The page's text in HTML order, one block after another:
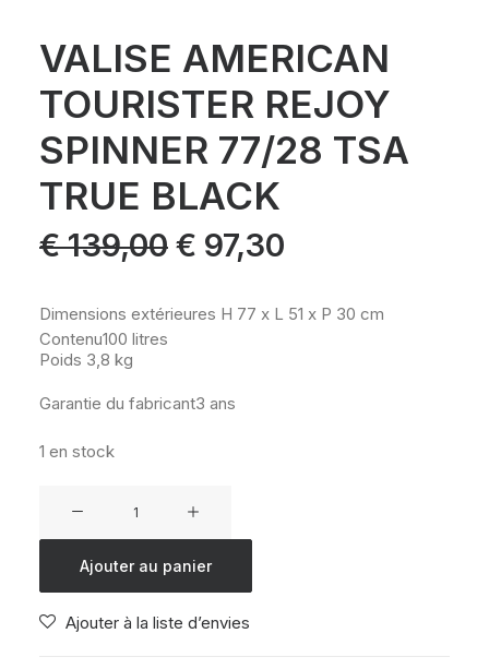
VALISE AMERICAN
TOURISTER REJOY
SPINNER 77/28 TSA
TRUE BLACK
€139,00 Le
prix
initial
€ 139,00.
€ 97,30
€ 97,30.
Dimensions extérieures H 77 x L 51 x P 30 cm
Contenu100 litres
Poids 3,8 kg
Garantie du fabricant3 ans
1 en stock
AMERICAN
REJOY
Ajouter au panier
Ajouter à la liste d’envies